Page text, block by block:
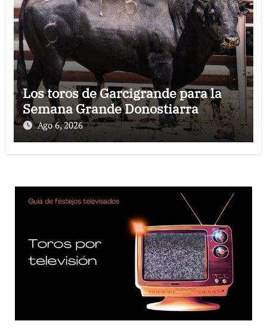
Los toros de Garcigrande para la
Semana Grande Donostiarra
Ago 6, 2026